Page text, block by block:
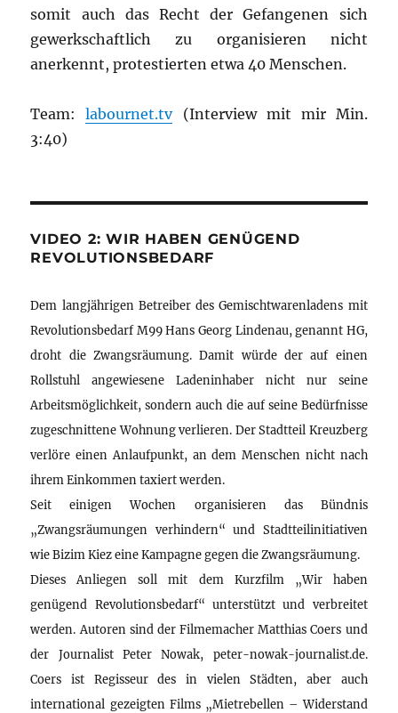
somit auch das Recht der Gefangenen sich
gewerkschaftlich zu organisieren nicht
anerkennt, protestierten etwa 40 Menschen.
Team:labournet.tv(Interview mit mir Min.
3:40)
VIDEO 2: WIR HABEN GENÜGEND
REVOLUTIONSBEDARF
Dem langjährigen Betreiber des Gemischtwarenladens mit
Revolutionsbedarf M99 Hans Georg Lindenau, genannt HG,
droht die Zwangsräumung. Damit würde der auf einen
Rollstuhl angewiesene Ladeninhaber nicht nur seine
Arbeitsmöglichkeit, sondern auch die auf seine Bedürfnisse
zugeschnittene Wohnung verlieren. Der Stadtteil Kreuzberg
verlöre einen Anlaufpunkt, an dem Menschen nicht nach
ihrem Einkommen taxiert werden.
Seit einigen Wochen organisieren das Bündnis
„Zwangsräumungen verhindern“ und Stadtteilinitiativen
wie Bizim Kiez eine Kampagne gegen die Zwangsräumung.
Dieses Anliegen soll mit dem Kurzfilm „Wir haben
genügend Revolutionsbedarf“ unterstützt und verbreitet
werden. Autoren sind der Filmemacher Matthias Coers und
der Journalist Peter Nowak, peter-nowak-journalist.de.
Coers ist Regisseur des in vielen Städten, aber auch
international gezeigten Films „Mietrebellen – Widerstand